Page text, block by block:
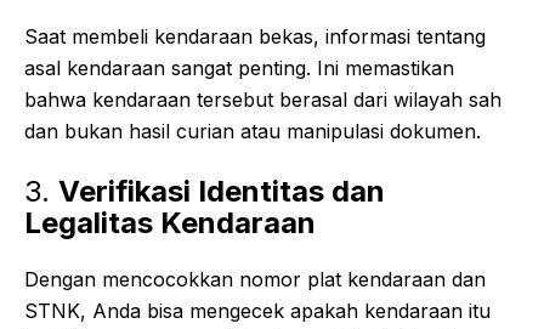
Saat membeli kendaraan bekas, informasi tentang
asal kendaraan sangat penting. Ini memastikan
bahwa kendaraan tersebut berasal dari wilayah sah
dan bukan hasil curian atau manipulasi dokumen.
3. Verifikasi Identitas dan
Legalitas Kendaraan
Dengan mencocokkan nomor plat kendaraan dan
STNK, Anda bisa mengecek apakah kendaraan itu